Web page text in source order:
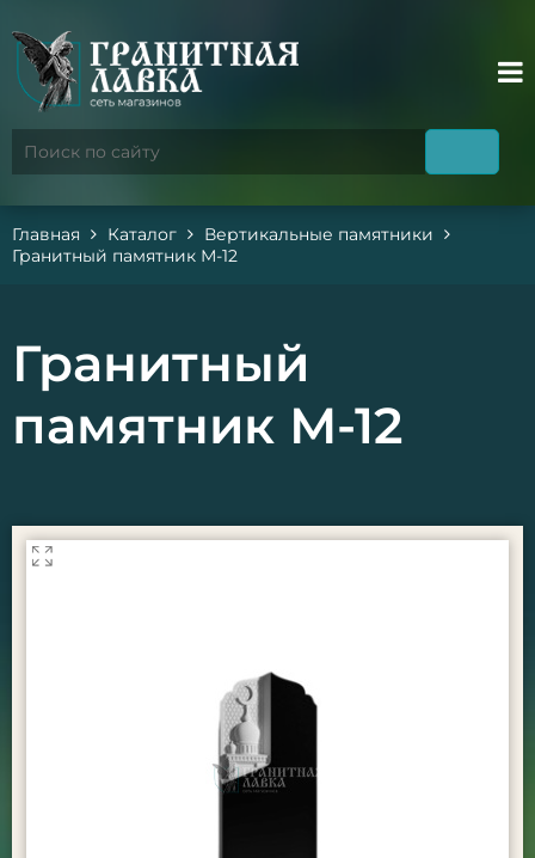
Главная Каталог
Вертикальные памятники
Гранитный памятник М-12
Гранитный
памятник М-12